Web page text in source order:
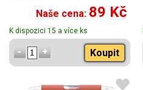
Naše cena: 89 Kč
K dispozici 15 a více ks
Koupit